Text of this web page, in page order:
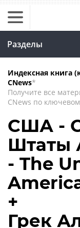
Разделы
Индексная книга
CNews*
Получите все
CNews по
США -
Штаты
- The
+
Грек